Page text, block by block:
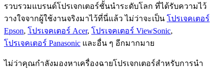
รวบรวมแบรนด์โปรเจกเตอร์ชั้นนำระดับโลก ที่ได้รับความไว้
วางใจจากผู้ใช้งานจริงมาไว้ที่นี่แล้ว ไม่ว่าจะเป็น โปรเจคเตอร์
Epson, โปรเจคเตอร์ Acer, โปรเจคเตอร์ ViewSonic,
โปรเจคเตอร์ Panasonic และอื่น ๆ อีกมากมาย
ไม่ว่าคุณกำลังมองหาเครื่องฉายโปรเจกเตอร์สำหรับการนำ